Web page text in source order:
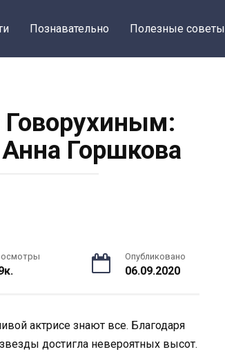
Познавательно Полезные советы
Горшкова
Опубликовано
06.09.2020
актрисе знают все. Благодаря
достигла невероятных высот.